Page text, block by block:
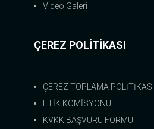
Video Galeri
ÇEREZ POLİTİKASI
ÇEREZ TOPLAMA POLİTİKASI
ETİK KOMİSYONU
KVKK BAŞVURU FORMU